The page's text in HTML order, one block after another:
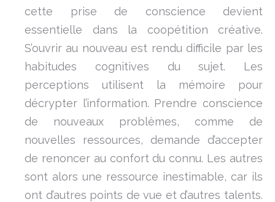
cette prise de conscience devient
essentielle dans la coopétition créative.
S’ouvrir au nouveau est rendu difficile par les
habitudes cognitives du sujet. Les
perceptions utilisent la mémoire pour
décrypter l’information. Prendre conscience
de nouveaux problèmes, comme de
nouvelles ressources, demande d’accepter
de renoncer au confort du connu. Les autres
sont alors une ressource inestimable, car ils
ont d’autres points de vue et d’autres talents.